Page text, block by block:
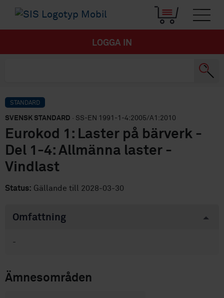
LOGGA IN
STANDARD
SVENSK STANDARD · SS-EN 1991-1-4:2005/A1:2010
Eurokod 1: Laster på bärverk -
Del 1-4: Allmänna laster -
Vindlast
Status: Gällande till 2028-03-30
Omfattning
-
Ämnesområden